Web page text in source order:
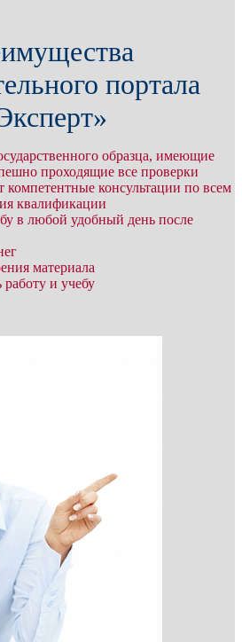
портала
образца, имеющие
проходящие все проверки
консультации по всем
квалификации
в любой удобный день после
материала
и учебу